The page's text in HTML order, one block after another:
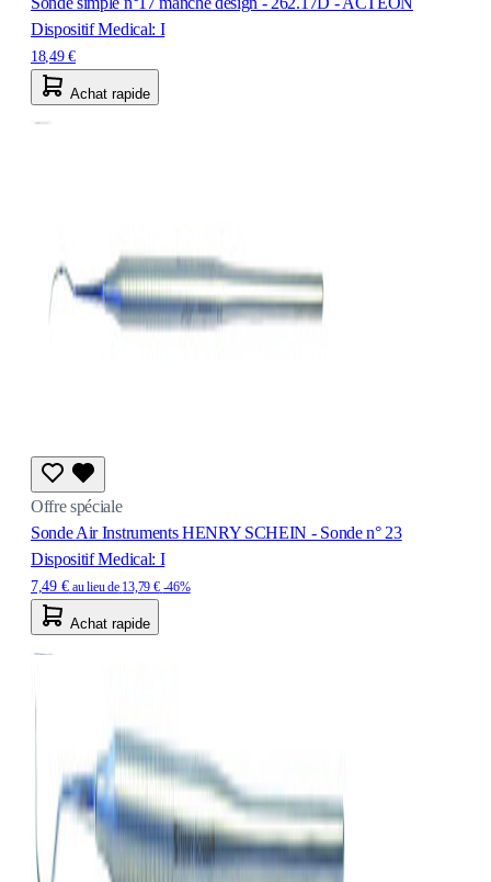
Dispositif Medical: I
18,49 €
Achat rapide
Offre spéciale
Sonde Air Instruments HENRY SCHEIN - Sonde n° 23
Dispositif Medical: I
7,49 € au lieu de 13,79 € -46%
Achat rapide